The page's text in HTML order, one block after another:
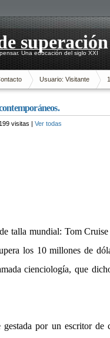
Una educación del siglo XXI
Usuario: Visitante
visitas | Ver todas
talla mundial: Tom
los 10 millones de
cienciología, que
gestada por un escritor